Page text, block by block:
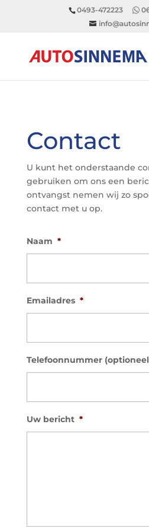
0493-472223
Contact
U kunt het onderstaande
gebruiken om ons een
ontvangst nemen wij zo
contact met u op.
Naam *
Emailadres *
Telefoonnummer
Uw bericht *